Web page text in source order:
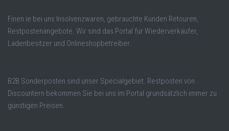
Finen ie bei uns Insolvenzwaren, gebrauchte Kunden Retouren,
Restpostenangebote. Wir sind das Portal für Wiederverkäufer,
Ladenbesitzer und Onlineshopbetreiber.
B2B Sonderposten sind unser Specialgebiet. Restposten von
Discountern bekommen Sie bei uns im Portal grundsätzlich immer zu
günstigen Preisen.